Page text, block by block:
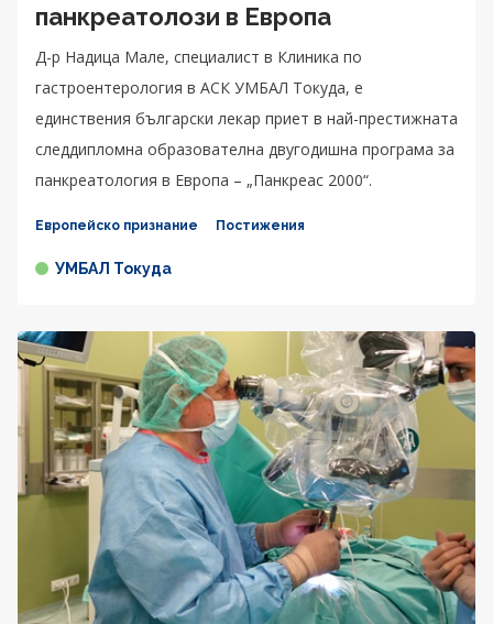
панкреатолози в Европа
Д-р Надица Мале, специалист в Клиника по
гастроентерология в АСК УМБАЛ Токуда, е
единствения български лекар приет в най-престижната
следдипломна образователна двугодишна програма за
панкреатология в Европа – „Панкреас 2000“.
Европейско признание Постижения
УМБАЛ Токуда